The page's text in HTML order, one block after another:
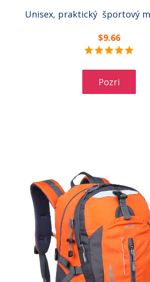
Unisex, praktický športový
$9.66
Pozri